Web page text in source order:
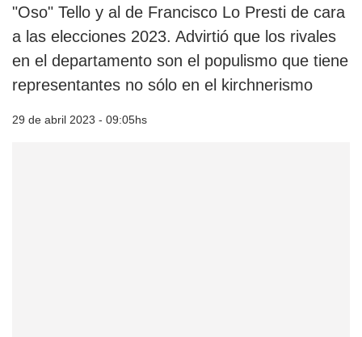
"Oso" Tello y al de Francisco Lo Presti de cara
a las elecciones 2023. Advirtió que los rivales
en el departamento son el populismo que tiene
representantes no sólo en el kirchnerismo
29 de abril 2023 - 09:05hs